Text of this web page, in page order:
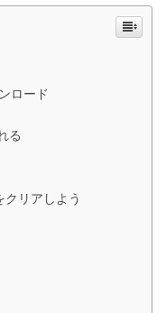
ロード
る
リアしよう